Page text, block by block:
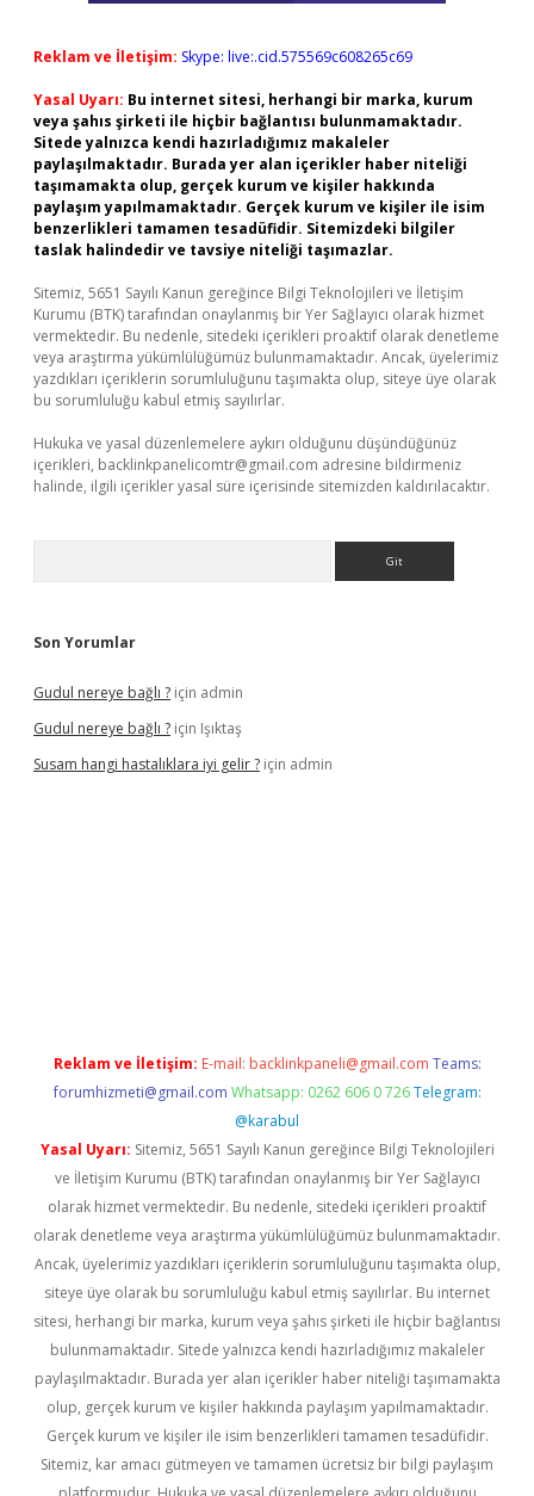
Reklam ve İletişim: Skype: live:.cid.575569c608265c69
Yasal Uyarı: Bu internet sitesi, herhangi bir marka, kurum
veya şahıs şirketi ile hiçbir bağlantısı bulunmamaktadır.
Sitede yalnızca kendi hazırladığımız makaleler
paylaşılmaktadır. Burada yer alan içerikler haber niteliği
taşımamakta olup, gerçek kurum ve kişiler hakkında
paylaşım yapılmamaktadır. Gerçek kurum ve kişiler ile isim
benzerlikleri tamamen tesadüfidir. Sitemizdeki bilgiler
taslak halindedir ve tavsiye niteliği taşımazlar.
Sitemiz, 5651 Sayılı Kanun gereğince Bilgi Teknolojileri ve İletişim
Kurumu (BTK) tarafından onaylanmış bir Yer Sağlayıcı olarak hizmet
vermektedir. Bu nedenle, sitedeki içerikleri proaktif olarak denetleme
veya araştırma yükümlülüğümüz bulunmamaktadır. Ancak, üyelerimiz
yazdıkları içeriklerin sorumluluğunu taşımakta olup, siteye üye olarak
bu sorumluluğu kabul etmiş sayılırlar.
Hukuka ve yasal düzenlemelere aykırı olduğunu düşündüğünüz
içerikleri, backlinkpanelicomtr@gmail.com adresine bildirmeniz
halinde, ilgili içerikler yasal süre içerisinde sitemizden kaldırılacaktır.
Son Yorumlar
Gudul nereye bağlı ? için admin
Gudul nereye bağlı ? için Işıktaş
Susam hangi hastalıklara iyi gelir ? için admin
Reklam ve İletişim: E-mail: backlinkpaneli@gmail.com Teams:
forumhizmeti@gmail.com Whatsapp: 0262 606 0 726 Telegram:
@karabul
Yasal Uyarı: Sitemiz, 5651 Sayılı Kanun gereğince Bilgi Teknolojileri
ve İletişim Kurumu (BTK) tarafından onaylanmış bir Yer Sağlayıcı
olarak hizmet vermektedir. Bu nedenle, sitedeki içerikleri proaktif
olarak denetleme veya araştırma yükümlülüğümüz bulunmamaktadır.
Ancak, üyelerimiz yazdıkları içeriklerin sorumluluğunu taşımakta olup,
siteye üye olarak bu sorumluluğu kabul etmiş sayılırlar. Bu internet
sitesi, herhangi bir marka, kurum veya şahıs şirketi ile hiçbir bağlantısı
bulunmamaktadır. Sitede yalnızca kendi hazırladığımız makaleler
paylaşılmaktadır. Burada yer alan içerikler haber niteliği taşımamakta
olup, gerçek kurum ve kişiler hakkında paylaşım yapılmamaktadır.
Gerçek kurum ve kişiler ile isim benzerlikleri tamamen tesadüfidir.
Sitemiz, kar amacı gütmeyen ve tamamen ücretsiz bir bilgi paylaşım